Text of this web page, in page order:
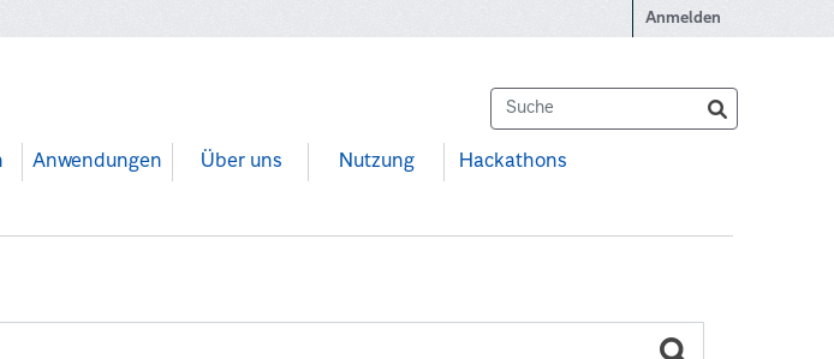
Anmelden
Anwendungen Über uns Nutzung Hackathons